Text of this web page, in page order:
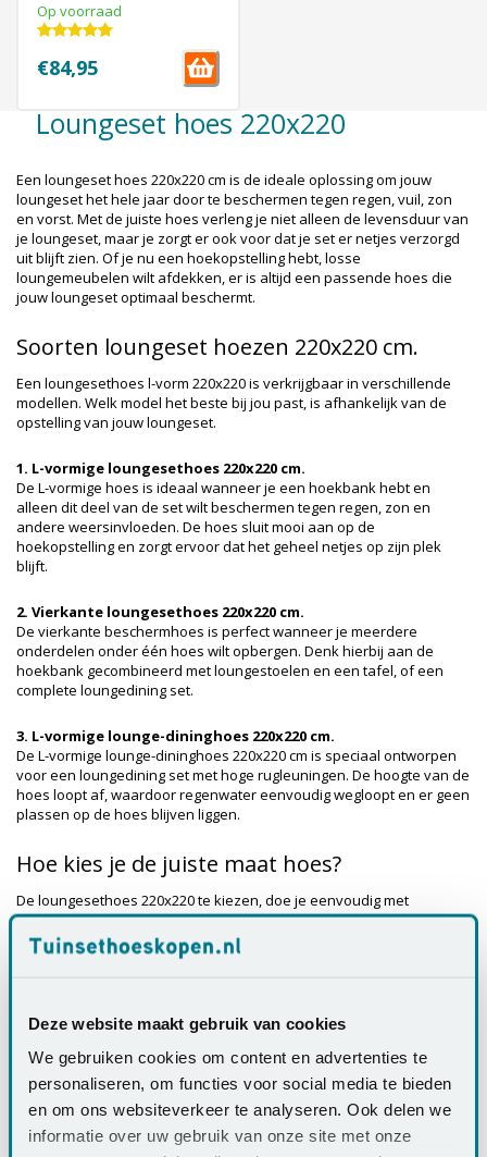
Deze website maakt gebruik van cookies
We gebruiken cookies om content en advertenties te
personaliseren, om functies voor social media te bieden
en om ons websiteverkeer te analyseren. Ook delen we
informatie over uw gebruik van onze site met onze
Op voorraad
€84,95
Loungeset hoes 220x220
Een loungeset hoes 220x220 cm is de ideale oplossing om jouw
loungeset het hele jaar door te beschermen tegen regen, vuil, zon
en vorst. Met de juiste hoes verleng je niet alleen de levensduur van
je loungeset, maar je zorgt er ook voor dat je set er netjes verzorgd
uit blijft zien. Of je nu een hoekopstelling hebt, losse
loungemeubelen wilt afdekken, er is altijd een passende hoes die
jouw loungeset optimaal beschermt.
Soorten loungeset hoezen 220x220 cm.
Een loungesethoes l-vorm 220x220 is verkrijgbaar in verschillende
modellen. Welk model het beste bij jou past, is afhankelijk van de
opstelling van jouw loungeset.
1. L-vormige loungesethoes 220x220 cm.
De L-vormige hoes is ideaal wanneer je een hoekbank hebt en
alleen dit deel van de set wilt beschermen tegen regen, zon en
andere weersinvloeden. De hoes sluit mooi aan op de
hoekopstelling en zorgt ervoor dat het geheel netjes op zijn plek
blijft.
2. Vierkante loungesethoes 220x220 cm.
De vierkante beschermhoes is perfect wanneer je meerdere
onderdelen onder één hoes wilt opbergen. Denk hierbij aan de
hoekbank gecombineerd met loungestoelen en een tafel, of een
complete loungedining set.
3. L-vormige lounge-dininghoes 220x220 cm.
De L-vormige lounge-dininghoes 220x220 cm is speciaal ontworpen
voor een loungedining set met hoge rugleuningen. De hoogte van de
hoes loopt af, waardoor regenwater eenvoudig wegloopt en er geen
plassen op de hoes blijven liggen.
Hoe kies je de juiste maat hoes?
De loungesethoes 220x220 te kiezen, doe je eenvoudig met
onderstaande stappen:
1. Bepaal de gewenste opstelling:
afdekken met losse hoezen.
volledige opstelling nauwkeurig op.
3. Houd rekening met speling: Kies een hoes met 5–10 cm
speling, zodat je de hoes gemakkelijk kunt plaatsen en verwijderen.